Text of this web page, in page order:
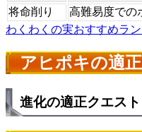
将命削り
高難易度での
わくわくの実おすすめラ
アヒポキの適
進化の適正クエスト